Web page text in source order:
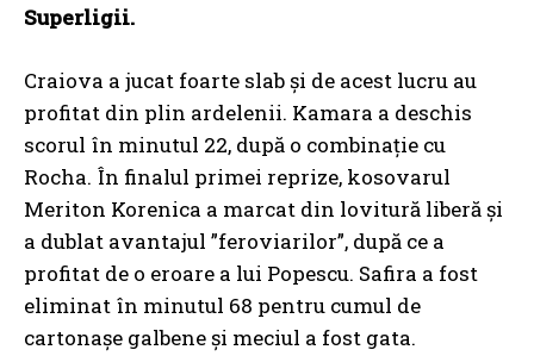
Superligii.
Craiova a jucat foarte slab și de acest lucru au
profitat din plin ardelenii. Kamara a deschis
scorul în minutul 22, după o combinație cu
Rocha. În finalul primei reprize, kosovarul
Meriton Korenica a marcat din lovitură liberă și
a dublat avantajul ”feroviarilor”, după ce a
profitat de o eroare a lui Popescu. Safira a fost
eliminat în minutul 68 pentru cumul de
cartonașe galbene și meciul a fost gata.